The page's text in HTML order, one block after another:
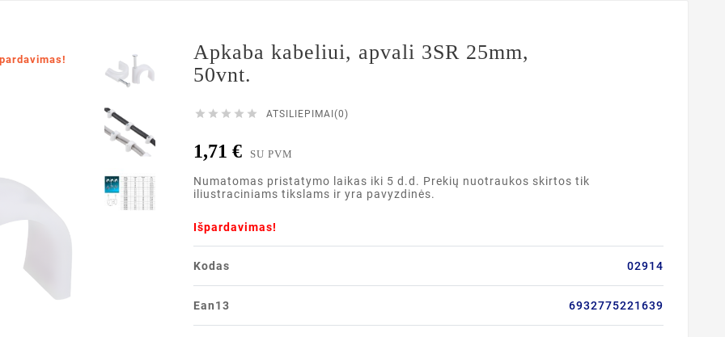
Apkaba kabeliui, apvali 3SR 25mm,
50vnt.
     ATSILIEPIMAI(0)
1,71 € SU PVM
Numatomas pristatymo laikas iki 5 d.d. Prekių nuotraukos skirtos tik
iliustraciniams tikslams ir yra pavyzdinės.
Išpardavimas!
Kodas 02914
Ean13 6932775221639